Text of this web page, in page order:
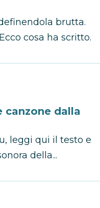
brutta.
cosa ha scritto.
canzone dalla
leggi qui il testo e
della...